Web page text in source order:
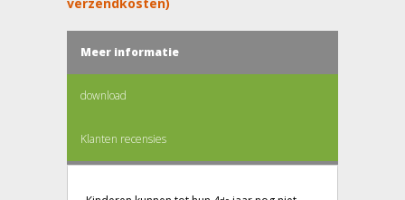
Meer informatie
download
Klanten recensies